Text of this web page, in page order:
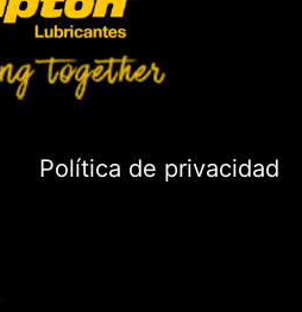
Política de privacidad